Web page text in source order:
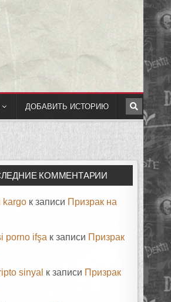
ДОБАВИТЬ ИСТОРИЮ
КОММЕНТАРИИ
kargo к записи Призрак на
porno ifşa к записи Призрак
sinyal к записи Призрак